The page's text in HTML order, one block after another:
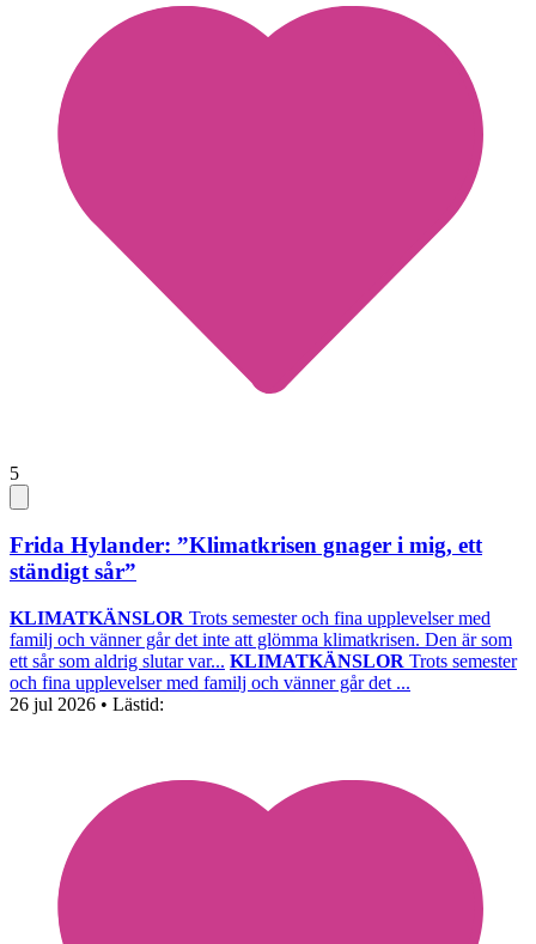
5
Frida Hylander: ”Klimatkrisen gnager i mig, ett
ständigt sår”
KLIMATKÄNSLOR Trots semester och fina upplevelser med
familj och vänner går det inte att glömma klimatkrisen. Den är som
ett sår som aldrig slutar var... KLIMATKÄNSLOR Trots semester
och fina upplevelser med familj och vänner går det ...
26 jul 2026 • Lästid: